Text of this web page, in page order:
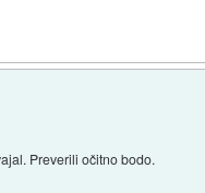
Preverili očitno bodo.